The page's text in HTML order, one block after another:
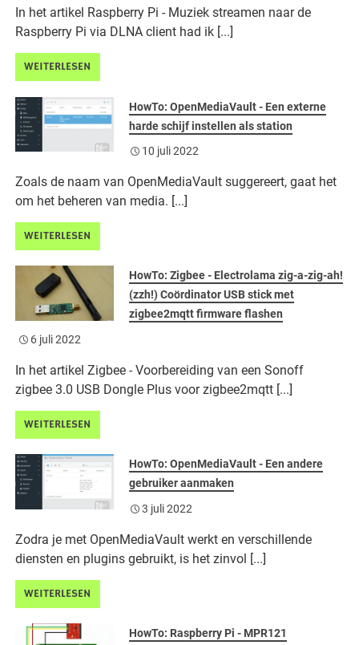
In het artikel Raspberry Pi - Muziek streamen naar de
Raspberry Pi via DLNA client had ik [...]
WEITERLESEN
HowTo: OpenMediaVault - Een externe
harde schijf instellen als station
10 juli 2022
Zoals de naam van OpenMediaVault suggereert, gaat het
om het beheren van media. [...]
WEITERLESEN
HowTo: Zigbee - Electrolama zig-a-zig-ah!
(zzh!) Coördinator USB stick met
zigbee2mqtt firmware flashen
6 juli 2022
In het artikel Zigbee - Voorbereiding van een Sonoff
zigbee 3.0 USB Dongle Plus voor zigbee2mqtt [...]
WEITERLESEN
HowTo: OpenMediaVault - Een andere
gebruiker aanmaken
3 juli 2022
Zodra je met OpenMediaVault werkt en verschillende
diensten en plugins gebruikt, is het zinvol [...]
WEITERLESEN
HowTo: Raspberry Pi - MPR121